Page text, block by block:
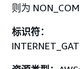
则为
标识符：